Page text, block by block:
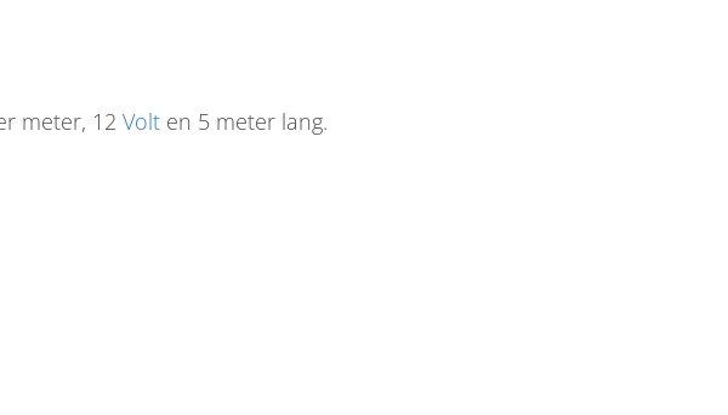
meter, 12 Volt en 5 meter lang.